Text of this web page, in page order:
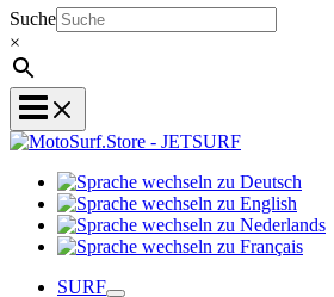
Suche
×
zu
zu
SURF